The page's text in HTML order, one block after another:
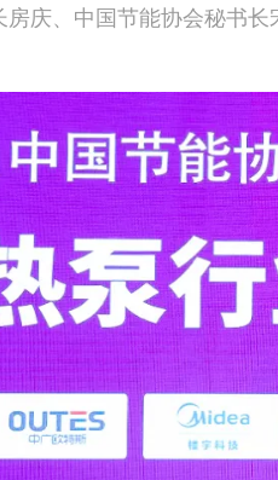
、中国节能协会秘书长